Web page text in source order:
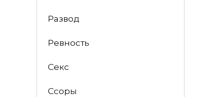
Развод
Ревность
Секс
Ссоры